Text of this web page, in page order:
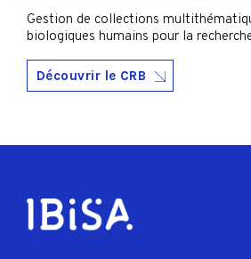
Gestion de collections
biologiques humains pour la
Découvrir le CRB